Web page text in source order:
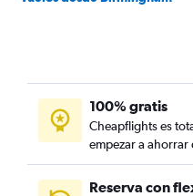
100% gratis
Cheapflights es
empezar a ahorrar
Reserva con